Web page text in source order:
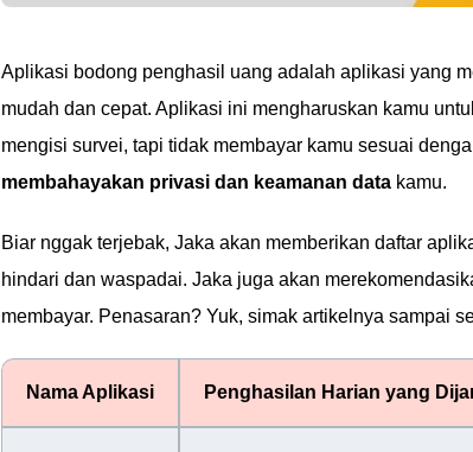
Aplikasi bodong penghasil uang adalah aplikasi yang
mudah dan cepat. Aplikasi ini mengharuskan kamu
mengisi survei, tapi tidak membayar kamu sesuai
membahayakan privasi dan keamanan data kamu.
Biar nggak terjebak, Jaka akan memberikan daftar
hindari dan waspadai. Jaka juga akan
membayar. Penasaran? Yuk, simak artikelnya sampai
Nama Aplikasi Penghasilan Harian yang